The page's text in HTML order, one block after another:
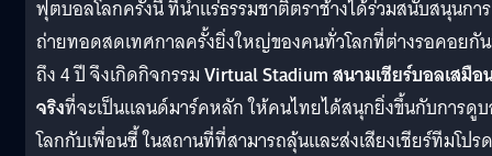
ฟุตบอลโลกครั้งนี้ ที่น้ำแร่ธรรมชาติตราช้างได้ร่วมสนับสนุนการ
ถ่ายทอดสดเทศกาลครั้งยิ่งใหญ่ของคนทั่วโลกที่ต่างรอคอยกั
ถึง 4 ปี จึงเกิดกิจกรรมVirtual Stadiumสนามเชียร์บอลเสมือ
จริงที่จะเป็นแลนด์มาร์คหลัก ให้คนไทยได้สนุกยิ่งขึ้นกับการดู
โลกกับเพื่อนซี้ ในสถานที่ที่สามารถลุ้นและส่งเสียงเชียร์ทีมโปรด